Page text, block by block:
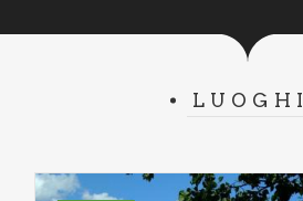
LUOGHI